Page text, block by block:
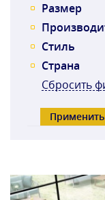
Размер
Стиль
Страна
Сбросить